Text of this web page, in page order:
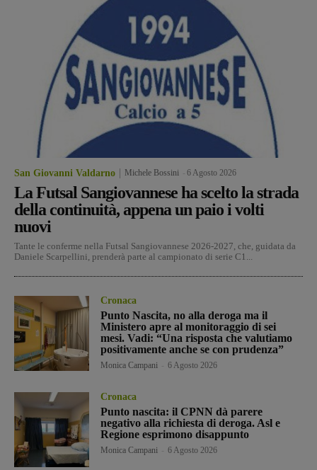
San Giovanni Valdarno Michele Bossini 6 Agosto 2026
La Futsal Sangiovannese ha scelto la strada
della continuità, appena un paio i volti
nuovi
Tante le conferme nella Futsal Sangiovannese 2026-2027, che, guidata da
Daniele Scarpellini, prenderà parte al campionato di serie C1...
Cronaca
Punto Nascita, no alla deroga ma il
Ministero apre al monitoraggio di sei
mesi. Vadi: “Una risposta che valutiamo
positivamente anche se con prudenza”
Monica Campani 6 Agosto 2026
Cronaca
Punto nascita: il CPNN dà parere
negativo alla richiesta di deroga. Asl e
Regione esprimono disappunto
Monica Campani 6 Agosto 2026